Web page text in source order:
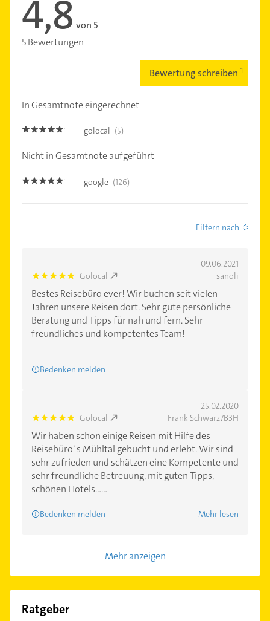
4,8 von 5
5 Bewertungen
Bewertung schreiben
In Gesamtnote eingerechnet
4.8 golocal (5)
Nicht in Gesamtnote aufgeführt
4.9 google (126)
Filtern nach
09.06.2021
5.0 Golocal sanoli
Bestes Reisebüro ever! Wir buchen seit vielen
Jahren unsere Reisen dort. Sehr gute persönliche
Beratung und Tipps für nah und fern. Sehr
freundliches und kompetentes Team!
Bedenken melden
25.02.2020
5.0 Golocal Frank Schwarz7B3H
Wir haben schon einige Reisen mit Hilfe des
Reisebüro´s Mühltal gebucht und erlebt. Wir sind
sehr zufrieden und schätzen eine Kompetente und
sehr freundliche Betreuung, mit guten Tipps,
schönen Hotels......
Bedenken melden Mehr lesen
Mehr anzeigen
Ratgeber